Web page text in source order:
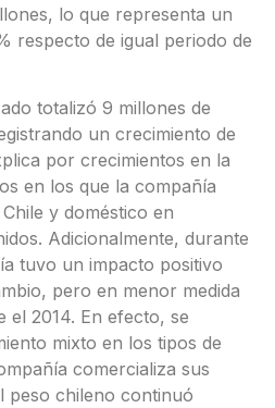
lo que representa un
respecto de igual periodo de
totalizó 9 millones de
un crecimiento de
por crecimientos en la
en los que la compañía
y doméstico en
Adicionalmente, durante
tuvo un impacto positivo
pero en menor medida
el 2014. En efecto, se
mixto en los tipos de
comercializa sus
peso chileno continuó